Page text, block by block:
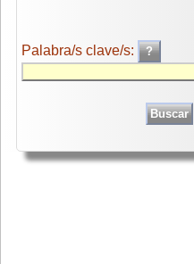
Palabra/s clave/s: